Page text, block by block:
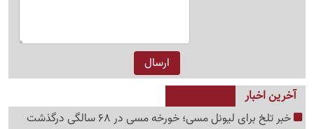
آخرین اخبار
خبر تلخ برای لیونل مسی؛ خورخه مسی در 68 سالگی درگذشت